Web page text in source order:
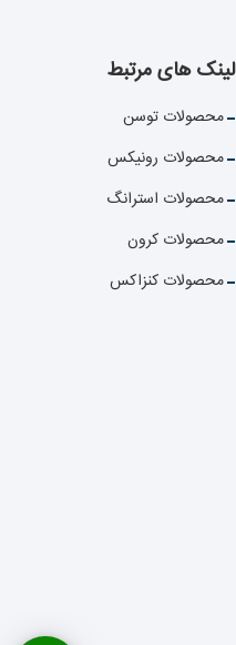
لینک های مرتبط
محصولات توسن
محصولات رونیکس
محصولات استرانگ
محصولات کرون
محصولات کنزاکس